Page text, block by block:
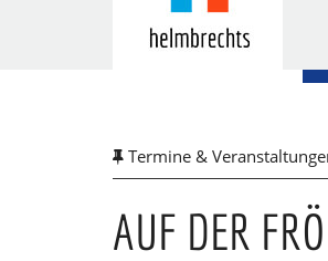
Termine &
AUF DER